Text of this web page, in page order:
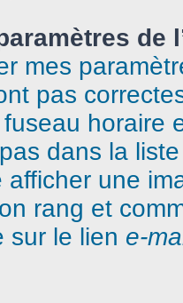
de
mes
pas
horaire
dans la
une
rang et
sur le lien e-